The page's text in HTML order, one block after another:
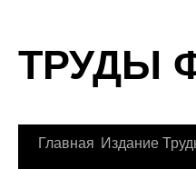
содержимому
ТРУДЫ
Главная Издание